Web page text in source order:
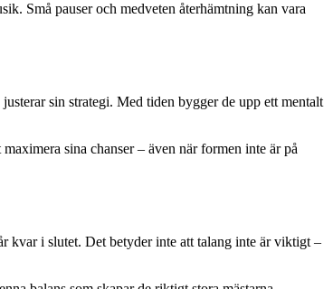
Små pauser och medveten återhämtning kan vara
sin strategi. Med tiden bygger de upp ett mentalt
sina chanser – även när formen inte är på
kvar i slutet. Det betyder inte att talang inte är viktigt –